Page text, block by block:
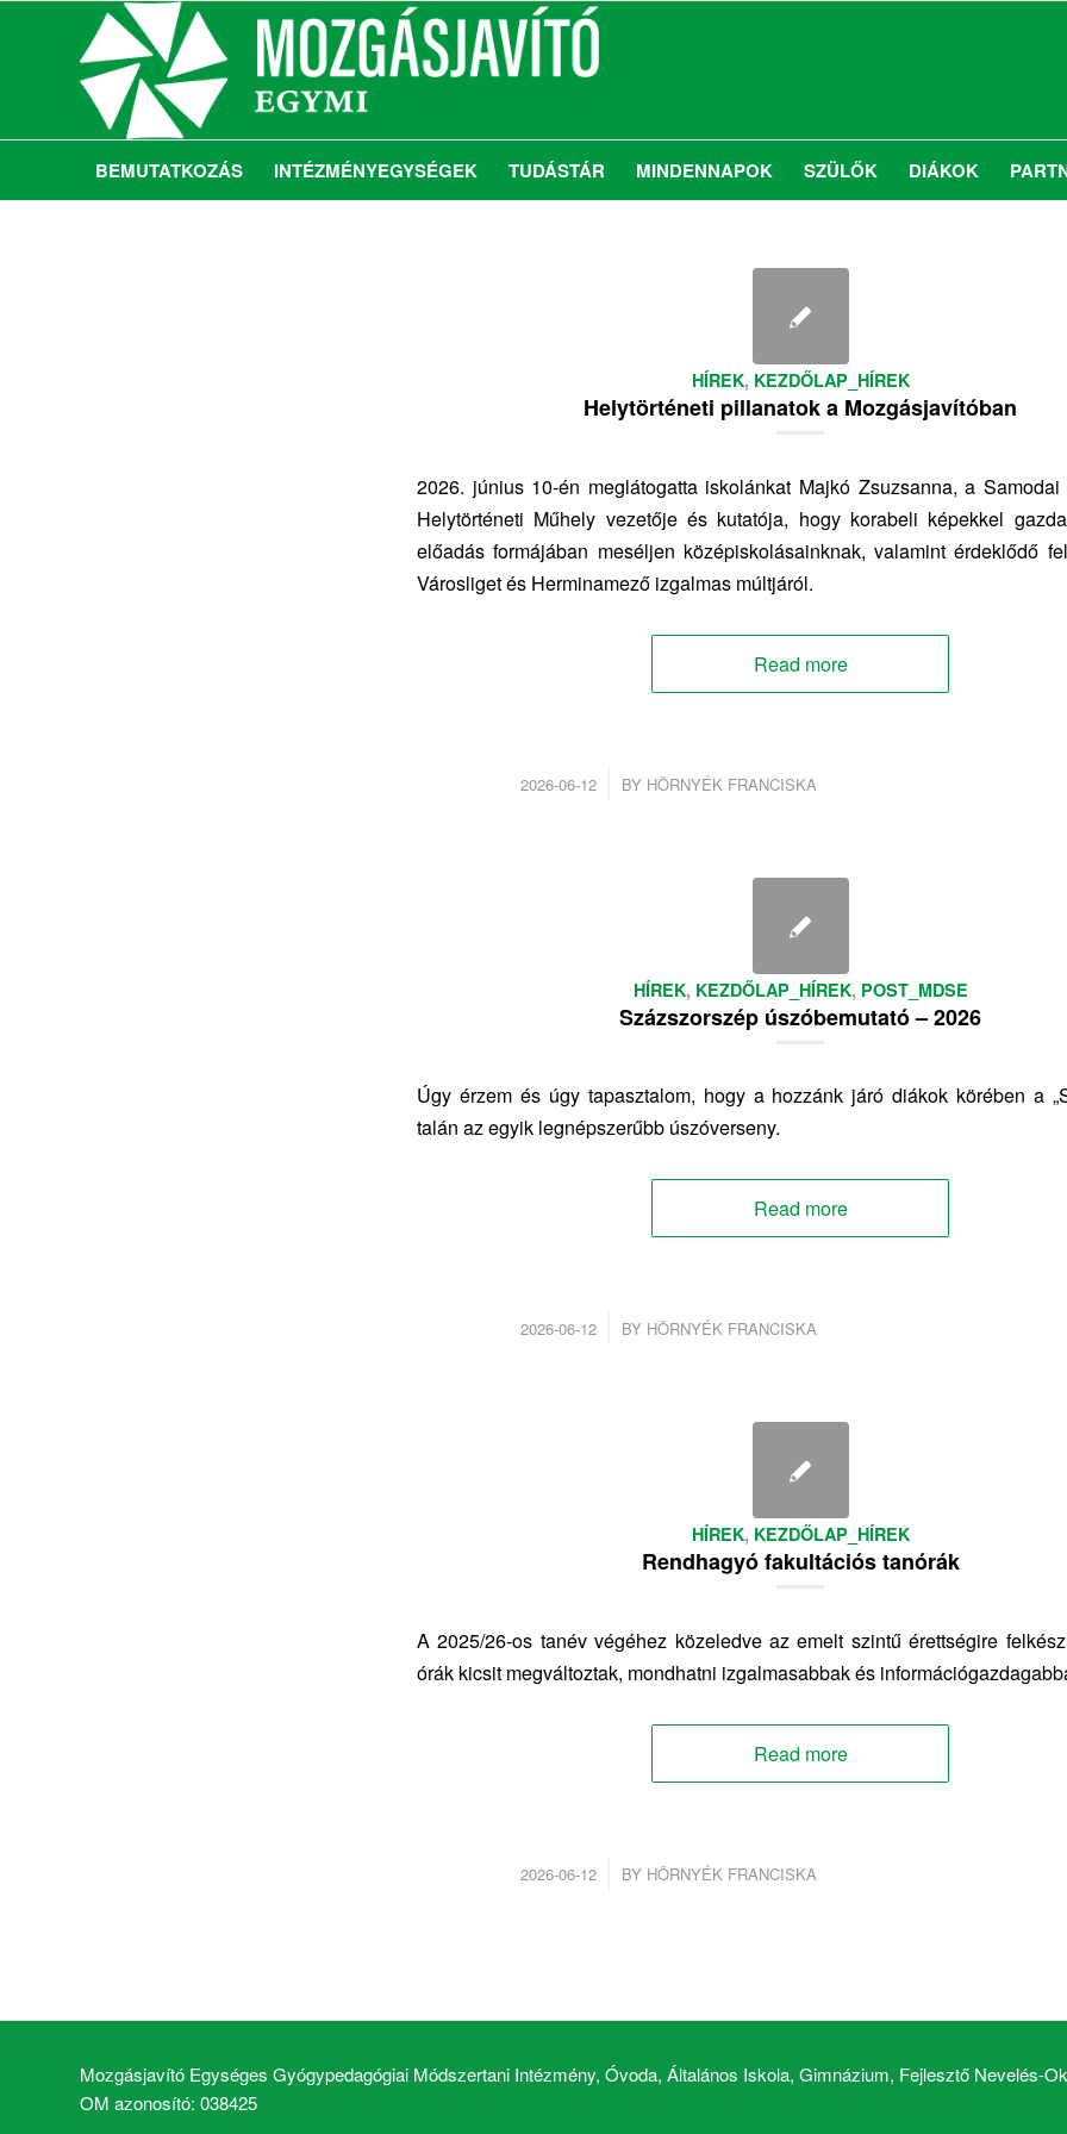
BEMUTATKOZÁS INTÉZMÉNYEGYSÉGEK TUDÁSTÁR MINDENNAPOK SZÜLŐK DIÁKOK
HÍREK, KEZDŐLAP_HÍREK
Helytörténeti pillanatok a Mozgásjavítóban
2026. június 10-én meglátogatta iskolánkat Majkó Zsuzsanna, a
Helytörténeti Műhely vezetője és kutatója, hogy korabeli képekkel
előadás formájában meséljen középiskolásainknak, valamint érdeklődő
Városliget és Herminamező izgalmas múltjáról.
Read more
2026-06-12
/ BY HÖRNYÉK FRANCISKA
HÍREK, KEZDŐLAP_HÍREK, POST_MDSE
Százszorszép úszóbemutató – 2026
Úgy érzem és úgy tapasztalom, hogy a hozzánk járó diákok körében a
talán az egyik legnépszerűbb úszóverseny.
Read more
2026-06-12
/ BY HÖRNYÉK FRANCISKA
HÍREK, KEZDŐLAP_HÍREK
Rendhagyó fakultációs tanórák
A 2025/26-os tanév végéhez közeledve az emelt szintű érettségire
órák kicsit megváltoztak, mondhatni izgalmasabbak és
Read more
2026-06-12
/ BY HÖRNYÉK FRANCISKA
Mozgásjavító Egységes Gyógypedagógiai Módszertani Intézmény, Óvoda, Általános Iskola, Gimnázium, Fejlesztő Nevelés-
OM azonosító: 038425